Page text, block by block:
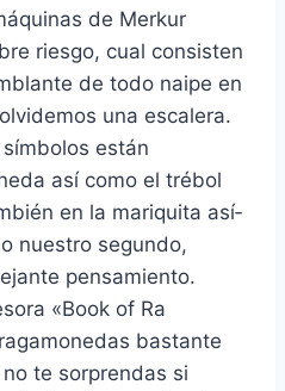
de Merkur
riesgo, cual consisten
de todo naipe en
una escalera.
están
así­ como el trébol
en la mariquita así­
nuestro segundo,
pensamiento.
«Book of Ra
bastante
te sorprendas si